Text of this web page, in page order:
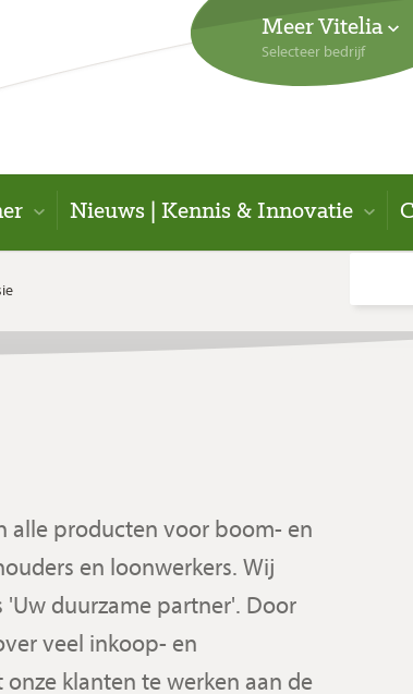
Meer Vitelia
Selecteer bedrijf
Nieuws | Kennis & Innovatie
alle producten voor boom- en
en loonwerkers. Wij
duurzame partner'. Door
veel inkoop- en
klanten te werken aan de